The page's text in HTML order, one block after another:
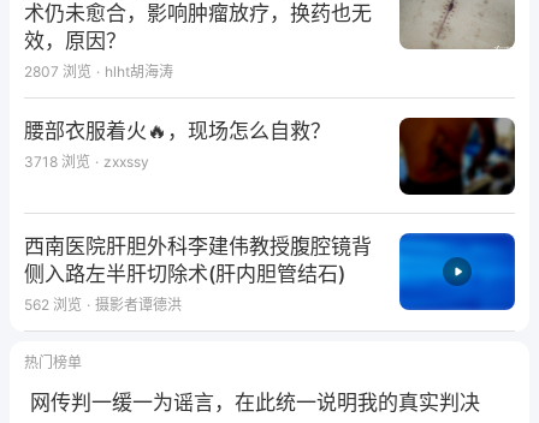
术仍未愈合，影响肿瘤放疗，换药也无
效，原因？
2807 浏览 · hlht胡海涛
腰部衣服着火🔥，现场怎么自救？
3718 浏览 · zxxssy
西南医院肝胆外科李建伟教授腹腔镜背
侧入路左半肝切除术(肝内胆管结石)
562 浏览 · 摄影者谭德洪
热门榜单
网传判一缓一为谣言，在此统一说明我的真实判决